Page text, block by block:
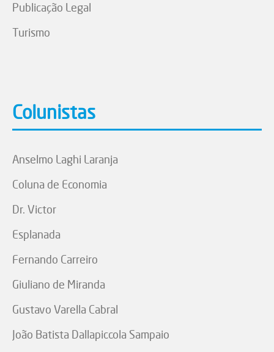
Publicação Legal
Turismo
Colunistas
Anselmo Laghi Laranja
Coluna de Economia
Dr. Victor
Esplanada
Fernando Carreiro
Giuliano de Miranda
Gustavo Varella Cabral
João Batista Dallapiccola Sampaio